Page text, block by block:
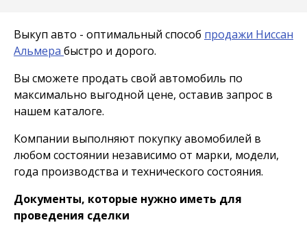
Выкуп авто - оптимальный способ продажи Ниссан
Альмера быстро и дорого.
Вы сможете продать свой автомобиль по
максимально выгодной цене, оставив запрос в
нашем каталоге.
Компании выполняют покупку авомобилей в
любом состоянии независимо от марки, модели,
года производства и технического состояния.
Документы, которые нужно иметь для
проведения сделки